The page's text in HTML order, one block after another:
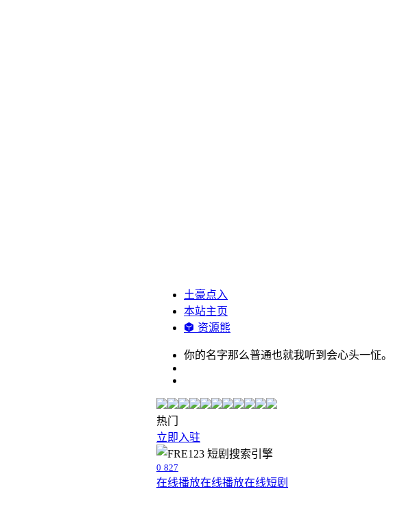
土豪点入
本站主页
资源熊
你的名字那么普通也就我听到会心头一怔。
热门
立即入驻
0 827
在线播放在线播放在线短剧